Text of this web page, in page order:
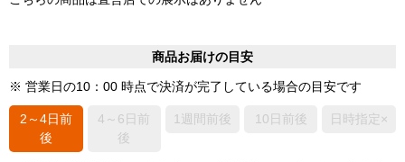
商品お届けの目安
※ 営業日の10：00 時点で決済が完了している場合の目安です
2～4日前
後
4～6日前
後
1週間前後 10日前後 日時指定×